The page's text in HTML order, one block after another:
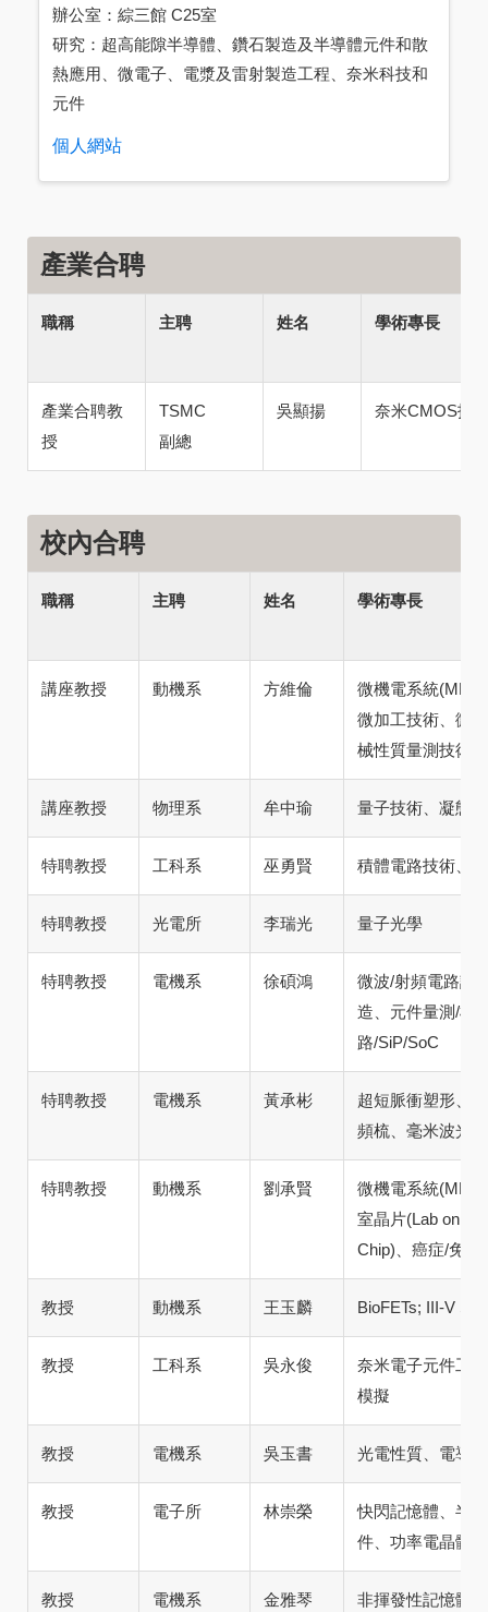
辦公室：綜三館 C25室
研究：超高能隙半導體、鑽石製造及半導體元件和散
熱應用、微電子、電漿及雷射製造工程、奈米科技和
元件
個人網站
產業合聘
職稱 主聘 姓名 學術專長
產業合聘教
授
TSMC
副總
吳顯揚 奈米CMOS技
校內合聘
職稱 主聘 姓名 學術專長
講座教授 動機系 方維倫
微機電系統
微加工技術、微
械性質量測技術
講座教授 物理系 牟中瑜 量子技術、凝態
特聘教授 工科系 巫勇賢 積體電路技術、
特聘教授 光電所 李瑞光 量子光學
特聘教授 電機系 徐碩鴻
微波/射頻電路設
造、元件量測/模
路/SiP/SoC
特聘教授 電機系 黃承彬
超短脈衝塑形、
頻梳、毫米波光
特聘教授 動機系 劉承賢
微機電系統
室晶片(Lab on
Chip)、癌症/免疫
教授 動機系 王玉麟 BioFETs; III-V
教授 工科系 吳永俊
奈米電子元件工
模擬
教授 電機系 吳玉書 光電性質、電導
教授 電子所 林崇榮
快閃記憶體、半
件、功率電晶體
教授 電機系 金雅琴 非揮發性記憶體